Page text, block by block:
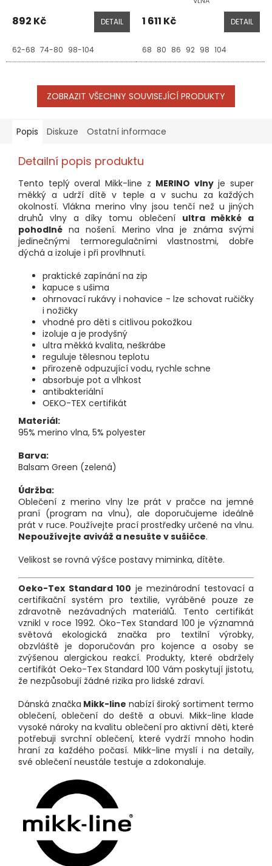
892 Kč DETAIL
62-68 74-80 98-104
1 611 Kč DETAIL
68 80 86 92 98 104
ZOBRAZIT VŠECHNY SOUVISEJÍCÍ PRODUKTY
Popis Diskuze Ostatní informace
Detailní popis produktu
Tento teplý overal Mikk-line z MERINO vlnyje super
měkký a udrží dítě v teple a v suchu za každých
okolností. Vlákna merino vlny jsou tenčí než u jiných
druhů vlny a díky tomu oblečení ultra měkké a
pohodlné na nošení. Merino vlna je známa svými
jedinečnými termoregulačními vlastnostmi, dobře
dýchá a izoluje i při provlhnutí.
praktické zapínání na zip
kapuce s ušima
ohrnovací rukávy i nohavice - lze schovat ručičky
i nožičky
vhodné pro děti s citlivou pokožkou
izoluje a je prodyšný
ultra měkká kvalita, neškrábe
reguluje tělesnou teplotu
přirozeně odpuzující vodu, rychle schne
absorbuje pot a vlhkost
antibakteriální
OEKO-TEX certifikát
Materiál:
95% merino vlna, 5% polyester
Barva:
Balsam Green (zelená)
Údržba:
Oblečení z merino vlny lze prát v pračce na jemné
praní (program na vlnu), ale doporučujeme ideálně
prát v ruce. Používejte prací prostředky určené na vlnu.
Nepoužívejte aviváž a nesušte v sušičce.
Velikost se rovná výšce postavy miminka, dítěte.
Oeko-Tex Standard 100 je mezinárodní testovací a
certifikační systém pro textilie, vyráběné pouze ze
zdravotně nezávadných materiálů. Tento certifikát
vznikl v roce 1992. Öko-Tex Standard 100 je významná
světová ekologická značka pro textilní výrobky,
obzvláště je doporučován pro kojence a osoby se
zvýšenou alergickou reakcí. Produkty, které obdržely
certifikát Oeko-Tex Standard 100 Vám poskytují jistotu,
že nezpůsobují žádné rizika pro lidské zdraví.
Dánská značka Mikk-line nabízí široký sortiment termo
oblečení, oblečení do deště a obuvi. Mikk-line klade
vysoké nároky na kvalitu oblečení pro aktivní děti, které
potřebuji svrchní oblečení, které vydrží mnoho hodin
hraní za každého počasí. Mikk-line myslí i na detaily,
své oblečení neustále testuje a zdokonaluje.